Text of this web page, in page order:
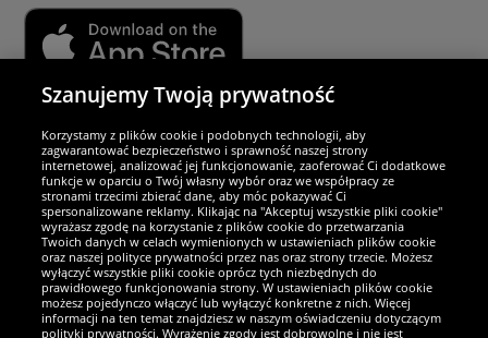
Partnerzy i bezpieczeństwo
Jesteśmy wyjątkowi
Szanujemy Twoją prywatność
Korzystamy z plików cookie i podobnych technologii, aby
zagwarantować bezpieczeństwo i sprawność naszej strony
internetowej, analizować jej funkcjonowanie, zaoferować Ci dodatkowe
funkcje w oparciu o Twój własny wybór oraz we współpracy ze
stronami trzecimi zbierać dane, aby móc pokazywać Ci
spersonalizowane reklamy. Klikając na "Akceptuj wszystkie pliki cookie"
wyrażasz zgodę na korzystanie z plików cookie do przetwarzania
Twoich danych w celach wymienionych w ustawieniach plików cookie
oraz naszej polityce prywatności przez nas oraz strony trzecie. Możesz
wyłączyć wszystkie pliki cookie oprócz tych niezbędnych do
prawidłowego funkcjonowania strony. W ustawieniach plików cookie
możesz pojedynczo włączyć lub wyłączyć konkretne z nich. Więcej
informacji na ten temat znajdziesz w naszym oświadczeniu dotyczącym
polityki prywatności. Wyrażenie zgody jest dobrowolne i nie jest